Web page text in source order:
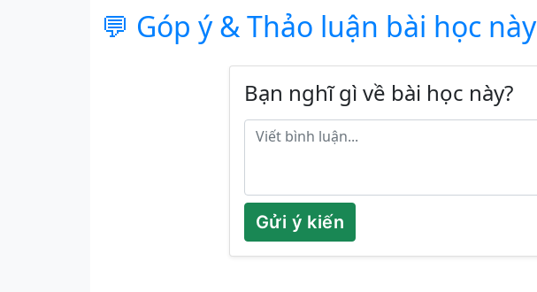
💬 Góp ý & Thảo luận bài học này
Bạn nghĩ gì về bài học này?
Gửi ý kiến